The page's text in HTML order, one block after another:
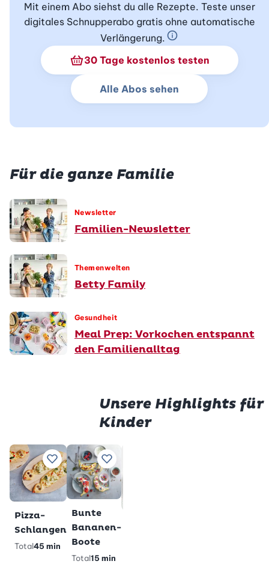
Mit einem Abo siehst du alle Rezepte. Teste unser
digitales Schnupperabo gratis ohne automatische
Verlängerung.
Schnupperabo Info
30 Tage kostenlos testen
Alle Abos sehen
Für die ganze Familie
Newsletter
Familien-Newsletter
Themenwelten
Betty Family
Gesundheit
Meal Prep: Vorkochen entspannt
den Familienalltag
Unsere Highlights für
Kinder
Zu Lieblingsrezepten hinzufügen
Pizza-
Schlangen
Total45 min
Zu Lieblingsrezepten hinzufügen
Bunte
Bananen-
Boote
Total15 min